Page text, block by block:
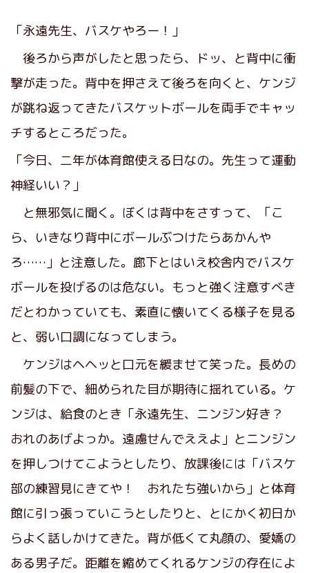
「永遠先生、バスケやろー！」
後ろから声がしたと思ったら、ドッ、と背中に衝
撃が走った。背中を押さえて後ろを向くと、ケンジ
が跳ね返ってきたバスケットボールを両手でキャッ
チするところだった。
「今日、二年が体育館使える日なの。先生って運動
神経いい？」
と無邪気に聞く。ぼくは背中をさすって、「こ
ら、いきなり背中にボールぶつけたらあかんや
ろ……」と注意した。廊下とはいえ校舎内でバスケ
ボールを投げるのは危ない。もっと強く注意すべき
だとわかっていても、素直に懐いてくる様子を見る
と、弱い口調になってしまう。
ケンジはヘヘッと口元を緩ませて笑った。長めの
前髪の下で、細められた目が期待に揺れている。ケ
ンジは、給食のとき「永遠先生、ニンジン好き？
おれのあげよっか。遠慮せんでええよ」とニンジン
を押しつけてこようとしたり、放課後には「バスケ
部の練習見にきてや！ おれたち強いから」と体育
館に引っ張っていこうとしたりと、とにかく初日か
らよく話しかけてきた。背が低くて丸顔の、愛嬌の
ある男子だ。距離を縮めてくれるケンジの存在によ